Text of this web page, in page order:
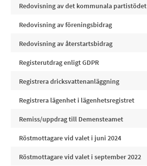
Redovisning av det kommunala partistödet
Redovisning av föreningsbidrag
Redovisning av återstartsbidrag
Registerutdrag enligt GDPR
Registrera dricksvattenanläggning
Registrera lägenhet i lägenhetsregistret
Remiss/uppdrag till Demensteamet
Röstmottagare vid valet i juni 2024
Röstmottagare vid valet i september 2022